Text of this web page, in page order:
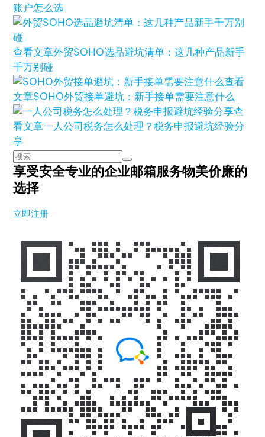
账户怎么选
查看文章外贸SOHO选品避坑清单：这几种产品新手
千万别碰
查看
文章SOHO外贸接单避坑：新手接单需要注意什么
查
看文章一人公司税务怎么处理？税务申报避坑经验分
享
享受安全专业的企业邮箱服务物美价廉的
选择
立即注册